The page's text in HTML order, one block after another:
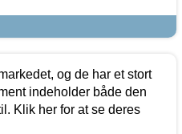
og de har et stort
indeholder både den
Klik her for at se deres